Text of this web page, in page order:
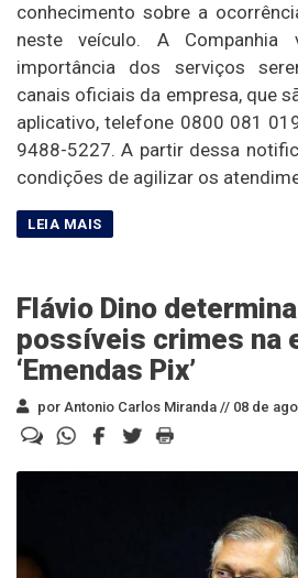
conhecimento sobre a
neste veículo. A
importância dos serviços
canais oficiais da empresa, que
aplicativo, telefone 0800 081
9488-5227. A partir dessa
condições de agilizar os
Flávio Dino
possíveis crimes na
‘Emendas Pix’
por Antonio Carlos Miranda // 08 de